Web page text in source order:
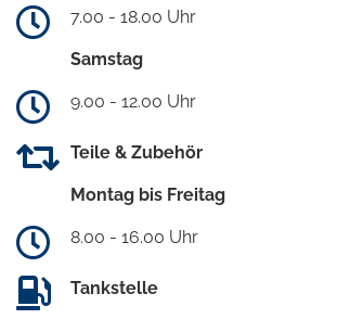
7.00 - 18.00 Uhr
Samstag
9.00 - 12.00 Uhr
Teile & Zubehör
Montag bis Freitag
8.00 - 16.00 Uhr
Tankstelle